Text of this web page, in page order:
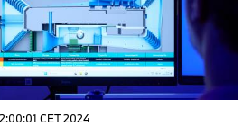
CET 2024